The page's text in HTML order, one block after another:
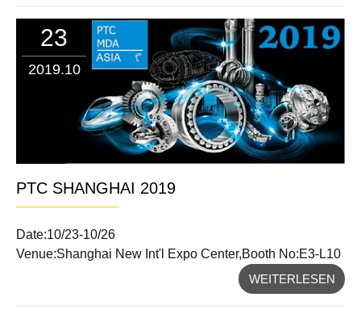
23
2019.10
PTC SHANGHAI 2019
Date:10/23-10/26
Venue:Shanghai New Int'l Expo Center,Booth No:E3-L10
WEITERLESEN